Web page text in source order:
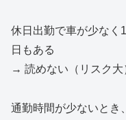
休日出勤で車が少なく
日もある
→ 読めない（リスク大
通勤時間が少ないとき